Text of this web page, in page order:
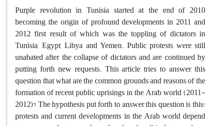
Purple revolution in Tunisia started at the end of 2010
becoming the origin of profound developments in 2011 and
2012 first result of which was the toppling of dictators in
Tunisia, Egypt, Libya and Yemen. Public protests were still
unabated after the collapse of dictators and are continued by
putting forth new requests. This article tries to answer this
question that what are the common grounds and reasons of the
formation of recent public uprisings in the Arab world (2011-
2012)? The hypothesis put forth to answer this question is this:
protests and current developments in the Arab world depend